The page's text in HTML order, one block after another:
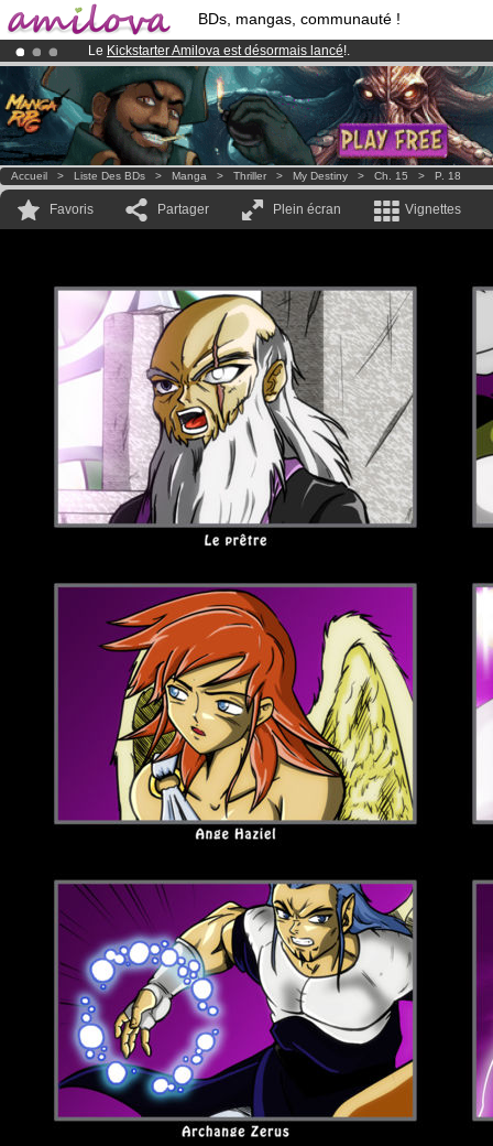
BDs, mangas, communauté !
Le Kickstarter Amilova est désormais lancé!.
Abonnement premium: à partir de3.95 eurospar mois !Clique ici
Déjà 100000membreset 1000BDs & Mangas!
Accueil > Liste Des BDs > Manga > Thriller > My Destiny > Ch. 15 > P. 18
Favoris Partager Plein écran Vignettes